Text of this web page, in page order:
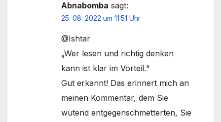
Abnabomba sagt:
25. 08. 2022 um 11:51 Uhr
@Ishtar
„Wer lesen und richtig denken
kann ist klar im Vorteil.“
Gut erkannt! Das erinnert mich an
meinen Kommentar, dem Sie
wütend entgegenschmetterten, Sie